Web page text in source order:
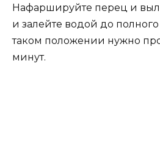
Нафаршируйте перец и
и залейте водой до
таком положении нужно
минут.